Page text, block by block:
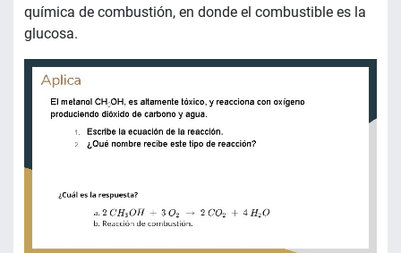
química de combustión, en donde el combustible es la
glucosa.